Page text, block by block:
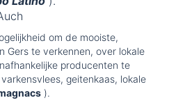
om de mooiste,
Gers te verkennen, over lokale
producenten te
geitenkaas, lokale
).